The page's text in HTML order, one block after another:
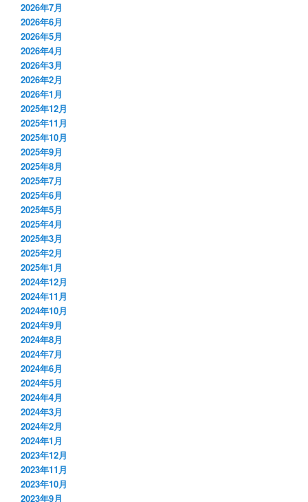
2026年7月
2026年6月
2026年5月
2026年4月
2026年3月
2026年2月
2026年1月
2025年12月
2025年11月
2025年10月
2025年9月
2025年8月
2025年7月
2025年6月
2025年5月
2025年4月
2025年3月
2025年2月
2025年1月
2024年12月
2024年11月
2024年10月
2024年9月
2024年8月
2024年7月
2024年6月
2024年5月
2024年4月
2024年3月
2024年2月
2024年1月
2023年12月
2023年11月
2023年10月
2023年9月